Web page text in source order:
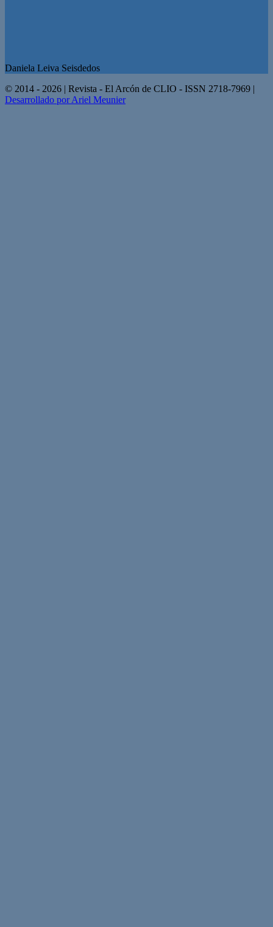
Daniela Leiva Seisdedos
© 2014 - 2026 | Revista - El Arcón de CLIO - ISSN 2718-7969 |
Desarrollado por Ariel Meunier